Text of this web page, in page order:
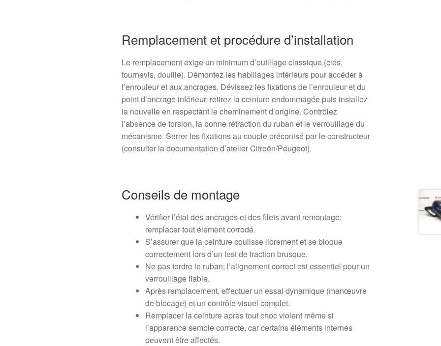
Remplacement et procédure d’installation
Le remplacement exige un minimum d’outillage classique (clés,
tournevis, douille). Démontez les habillages intérieurs pour accéder à
l’enrouleur et aux ancrages. Dévissez les fixations de l’enrouleur et du
point d’ancrage inférieur, retirez la ceinture endommagée puis installez
la nouvelle en respectant le cheminement d’origine. Contrôlez
l’absence de torsion, la bonne rétraction du ruban et le verrouillage du
mécanisme. Serrer les fixations au couple préconisé par le constructeur
(consulter la documentation d’atelier Citroën/Peugeot).
Conseils de montage
Vérifier l’état des ancrages et des filets avant remontage;
remplacer tout élément corrodé.
S’assurer que la ceinture coulisse librement et se bloque
correctement lors d’un test de traction brusque.
Ne pas tordre le ruban; l’alignement correct est essentiel pour un
verrouillage fiable.
Après remplacement, effectuer un essai dynamique (manœuvre
de blocage) et un contrôle visuel complet.
Remplacer la ceinture après tout choc violent même si
l’apparence semble correcte, car certains éléments internes
peuvent être affectés.